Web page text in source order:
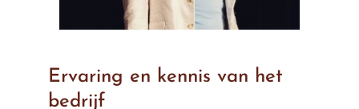
Ervaring en kennis van het
bedrijf